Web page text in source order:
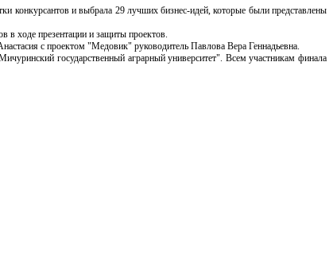
конкурсантов и выбрала 29 лучших бизнес-идей, которые были представлены
в ходе презентации и защиты проектов.
с проектом "Медовик" руководитель Павлова Вера Геннадьевна.
государственный аграрный университет". Всем участникам финала